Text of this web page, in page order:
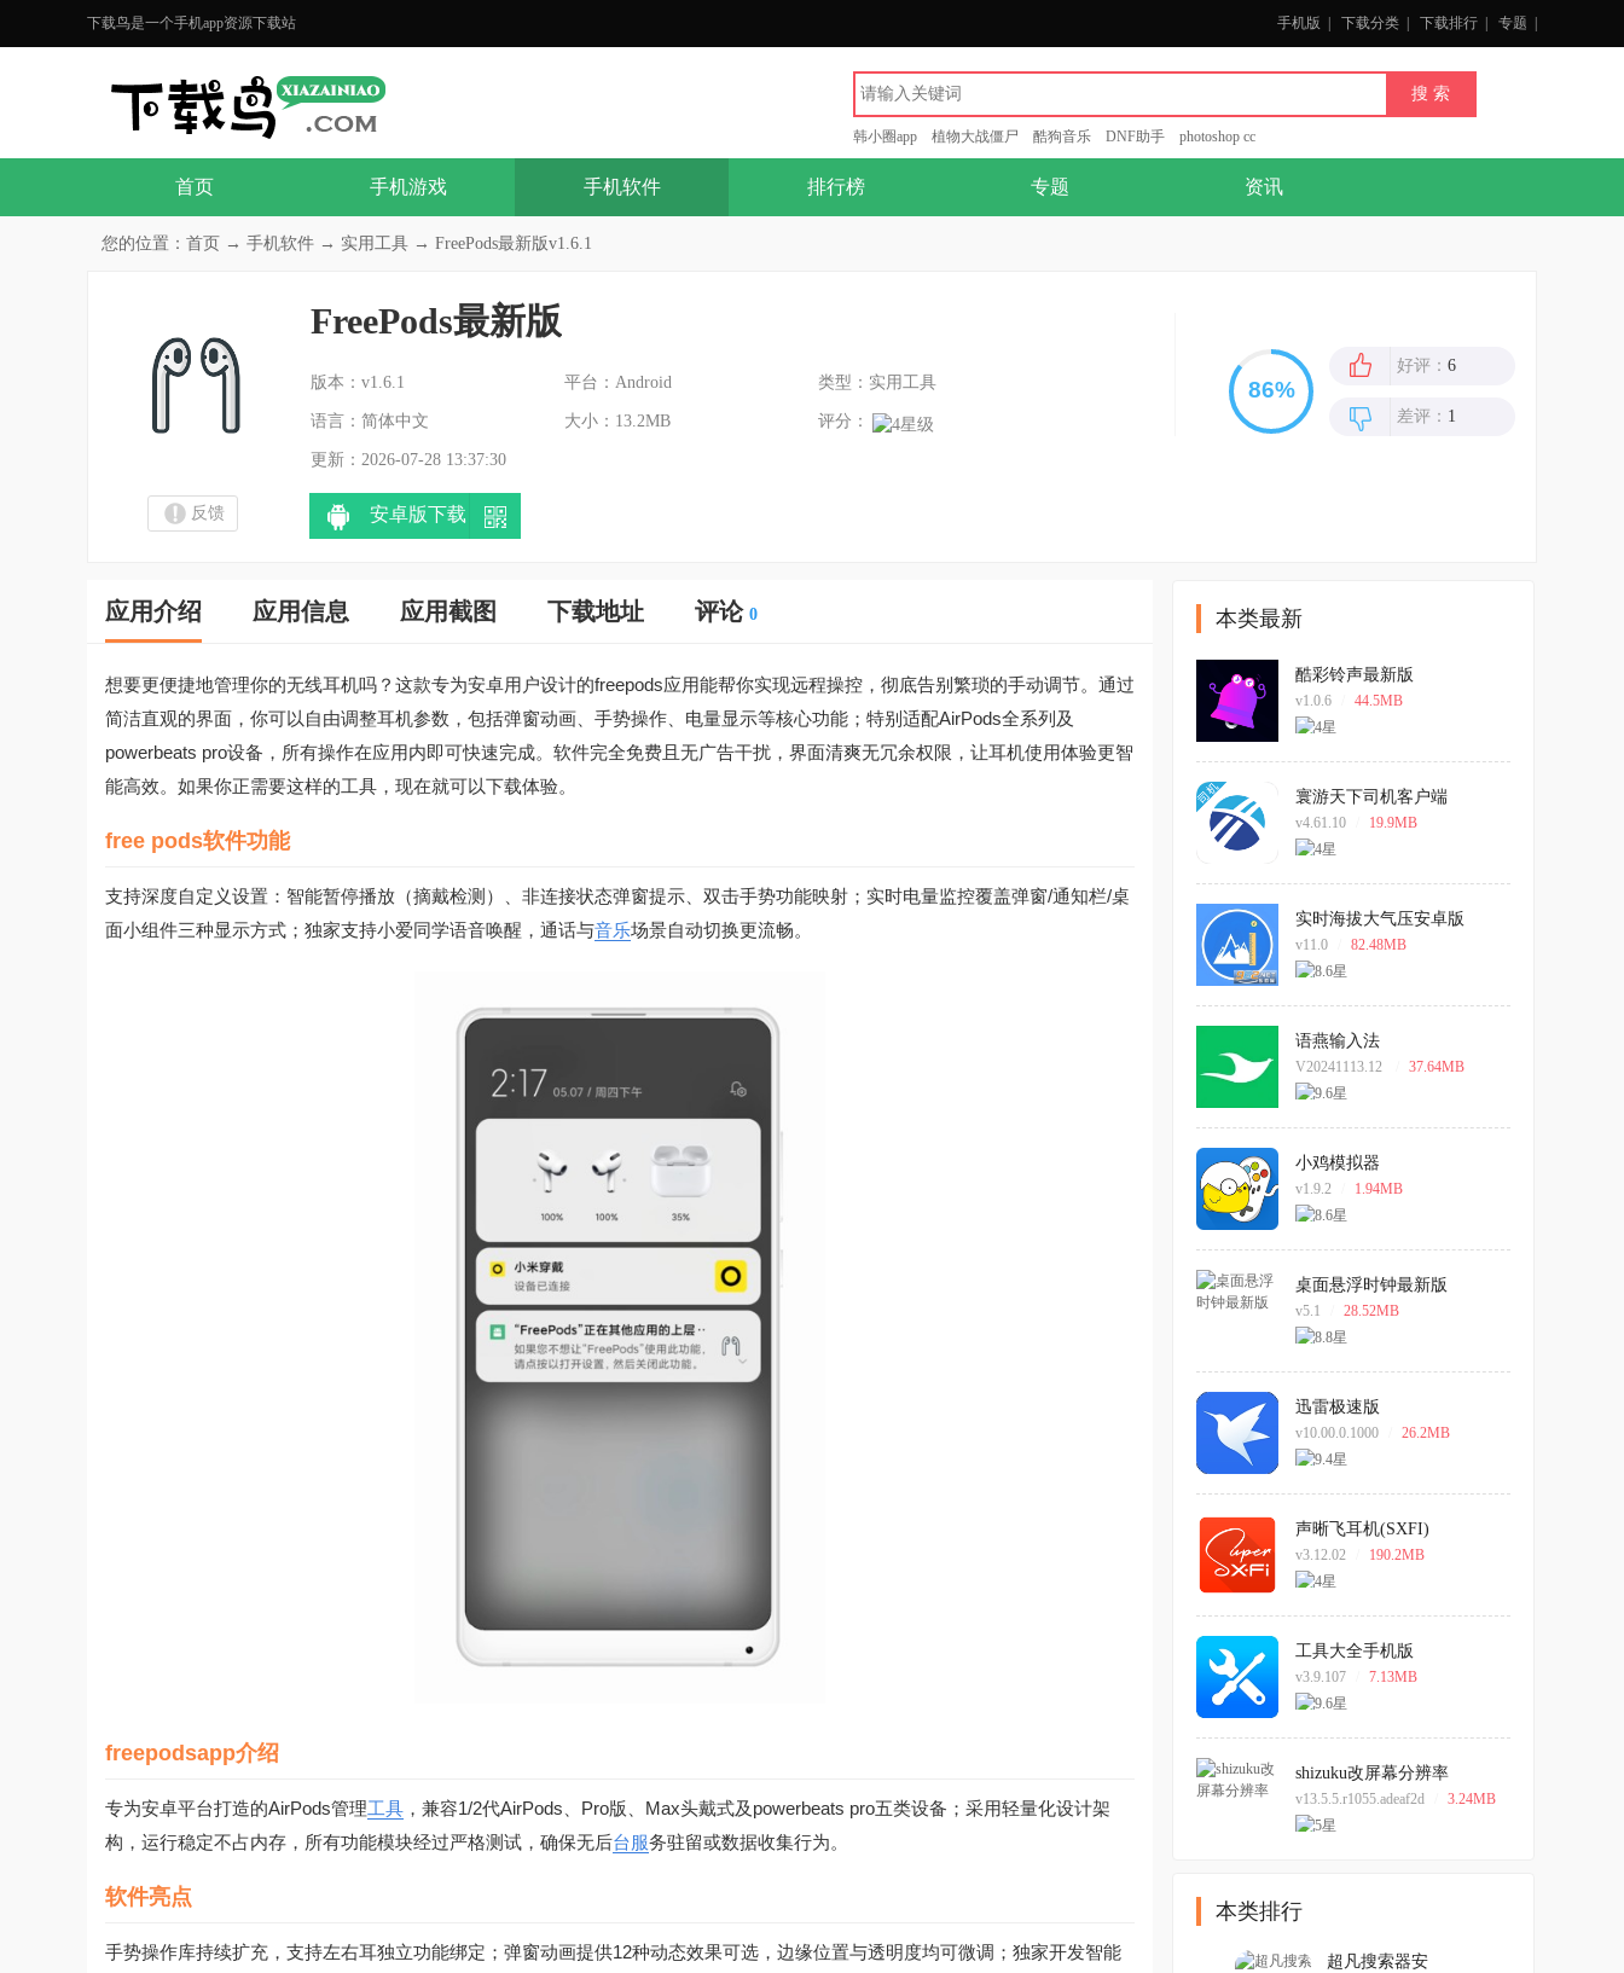
下载鸟是一个手机app资源下载站 手机版 下载分类 下载排行 专题
韩小圈app 植物大战僵尸 酷狗音乐 DNF助手 photoshop cc
首页 手机游戏 手机软件 排行榜 专题 资讯
您的位置： 首页 → 手机软件 → 实用工具 → FreePods最新版v1.6.1
FreePods最新版
版本：v1.6.1 平台：Android 类型：实用工具
语言：简体中文 大小：13.2MB 评分：
更新：2026-07-28 13:37:30
反馈 安卓版下载
好评： 6
差评： 1
应用介绍 应用信息 应用截图 下载地址 评论 0
想要更便捷地管理你的无线耳机吗？这款专为安卓用户设计的freepods应用能帮你实现远程操控，彻底告别繁琐的手动调节。通过
简洁直观的界面，你可以自由调整耳机参数，包括弹窗动画、手势操作、电量显示等核心功能；特别适配AirPods全系列及
powerbeats pro设备，所有操作在应用内即可快速完成。软件完全免费且无广告干扰，界面清爽无冗余权限，让耳机使用体验更智
能高效。如果你正需要这样的工具，现在就可以下载体验。
free pods软件功能
支持深度自定义设置：智能暂停播放（摘戴检测）、非连接状态弹窗提示、双击手势功能映射；实时电量监控覆盖弹窗/通知栏/桌
面小组件三种显示方式；独家支持小爱同学语音唤醒，通话与音乐场景自动切换更流畅。
freepodsapp介绍
专为安卓平台打造的AirPods管理工具 ，兼容1/2代AirPods、Pro版、Max头戴式及powerbeats pro五类设备；采用轻量化设计架
构，运行稳定不占内存，所有功能模块经过严格测试，确保无后台服务驻留或数据收集行为。
软件亮点
手势操作库持续扩充，支持左右耳独立功能绑定；弹窗动画提供12种动态效果可选，边缘位置与透明度均可微调；独家开发智能
本类最新
酷彩铃声最新版
v1.0.6 44.5MB
寰游天下司机客户端
v4.61.10 19.9MB
实时海拔大气压安卓版
v11.0 82.48MB
语燕输入法
V20241113.12 37.64MB
小鸡模拟器
v1.9.2 1.94MB
桌面悬浮时钟最新版
v5.1 28.52MB
迅雷极速版
v10.00.0.1000 26.2MB
声晰飞耳机(SXFI)
v3.12.02 190.2MB
工具大全手机版
v3.9.107 7.13MB
shizuku改屏幕分辨率
v13.5.5.r1055.adeaf2d 3.24MB
本类排行
超凡搜索器安